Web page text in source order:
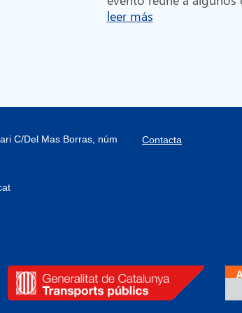
leer más
C/Del Mas Borras, núm
Contacta